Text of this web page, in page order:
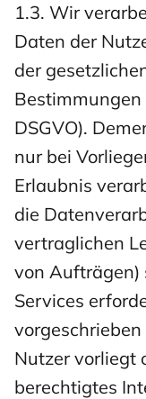
1.3. Wir
Daten der
der
DSGVO).
nur bei
Erlaubnis
die
vertraglichen
von Aufträgen)
Services
Nutzer vorliegt
berechtigtes